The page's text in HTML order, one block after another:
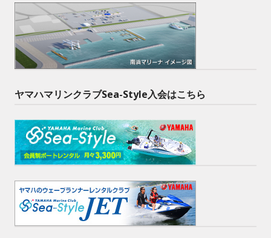
ヤマハマリンクラブSea-Style入会はこちら